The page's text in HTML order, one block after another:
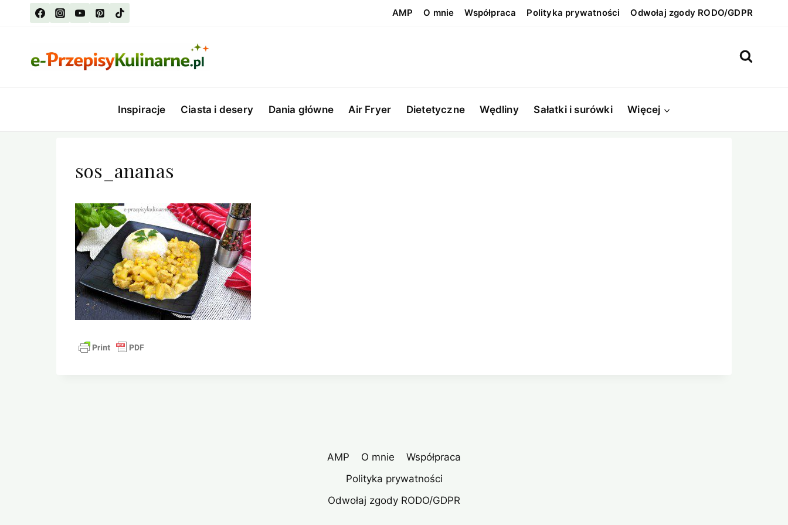
AMP O mnie Współpraca Polityka prywatności Odwołaj zgody RODO/GDPR
Inspiracje Ciasta i desery Dania główne Air Fryer Dietetyczne Wędliny Sałatki i surówki Więcej
sos_ananas
AMP O mnie
Współpraca
Polityka prywatności
Odwołaj zgody RODO/GDPR